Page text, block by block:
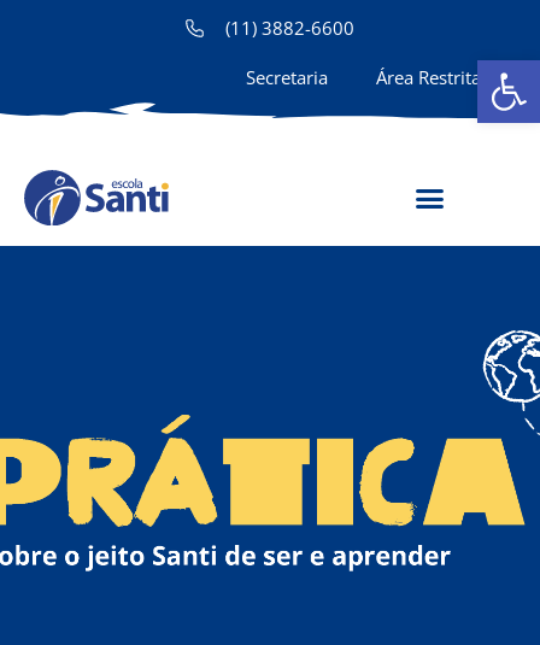
(11) 3882-6600
Secretaria Área Restrita